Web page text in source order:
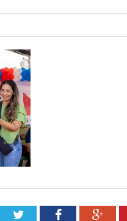
TwitterFacebook